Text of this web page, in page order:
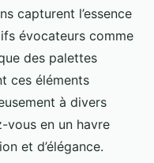
capturent l’essence
évocateurs comme
des palettes
ces éléments
à divers
vous en un havre
et d’élégance.